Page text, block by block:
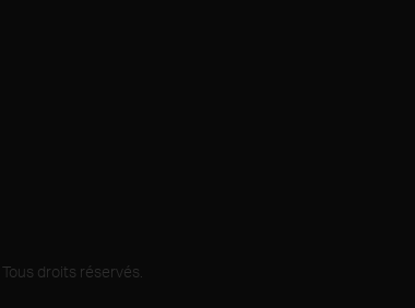
droits réservés.